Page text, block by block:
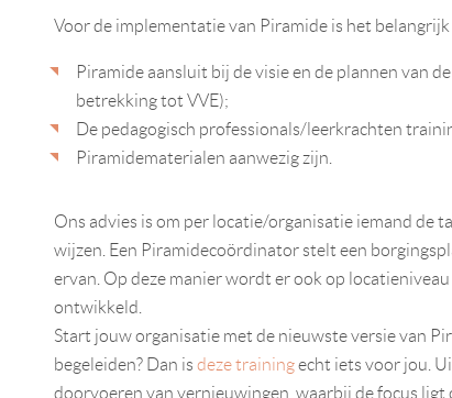
Voor de implementatie van Piramide is het
Piramide aansluit bij de visie en de plannen van
betrekking tot VVE);
De pedagogisch professionals/leerkrachten
Piramidematerialen aanwezig zijn.
Ons advies is om per locatie/organisatie iemand de
wijzen. Een Piramidecoördinator stelt een
ervan. Op deze manier wordt er ook op
ontwikkeld.
Start jouw organisatie met de nieuwste versie van
begeleiden? Dan is deze trainingecht iets voor jou.
doorvoeren van vernieuwingen, waarbij de focus